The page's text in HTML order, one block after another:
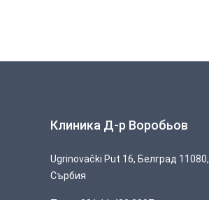
Клиника Д-р Воробьов
Ugrinovački Put 16, Белград 11080,
Сърбия